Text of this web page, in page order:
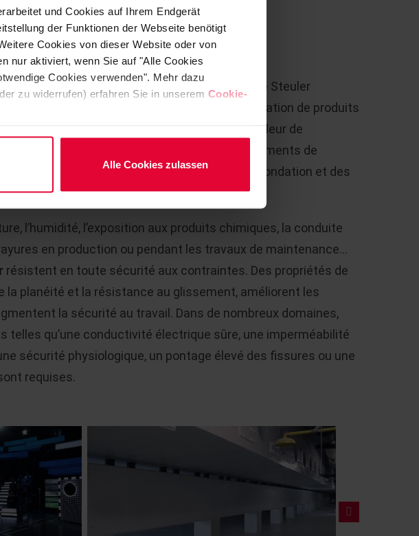
und Cookies auf Ihrem Endgerät
der Funktionen der Webseite benötigt
Cookies von dieser Website oder von
nur aktiviert, wenn Sie auf "Alle Cookies
Cookies verwenden". Mehr dazu
zu widerrufen) erfahren Sie in unserem Cookie-
Alle Cookies zulassen
de carreaux résistants aux acides
de Steuler
la destruction corrosive, empêchent la pénétration de produits
le support et contribuent ainsi à maintenir la valeur de
pour les joints de dilatation, les raccordements de
que les détails d’étanchéité des socles de fondation et des
systèmes de revêtement de sol.
l’humidité, l’exposition aux produits chimiques, la conduite
en production ou pendant les travaux de maintenance...
résistent en toute sécurité aux contraintes. Des propriétés de
la planéité et la résistance au glissement, améliorent les
la sécurité au travail. Dans de nombreux domaines,
telles qu’une conductivité électrique sûre, une imperméabilité
sécurité physiologique, un pontage élevé des fissures ou une
requises.